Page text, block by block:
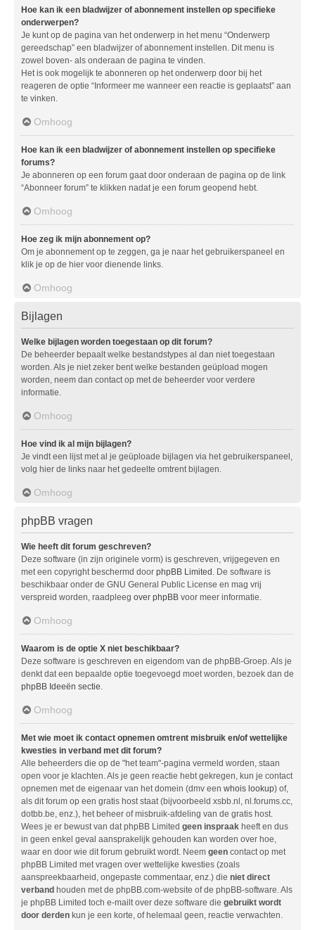
Hoe kan ik een bladwijzer of abonnement instellen op specifieke
onderwerpen?
Je kunt op de pagina van het onderwerp in het menu “Onderwerp
gereedschap” een bladwijzer of abonnement instellen. Dit menu is
zowel boven- als onderaan de pagina te vinden.
Het is ook mogelijk te abonneren op het onderwerp door bij het
reageren de optie “Informeer me wanneer een reactie is geplaatst” aan
te vinken.
Omhoog
Hoe kan ik een bladwijzer of abonnement instellen op specifieke
forums?
Je abonneren op een forum gaat door onderaan de pagina op de link
“Abonneer forum” te klikken nadat je een forum geopend hebt.
Omhoog
Hoe zeg ik mijn abonnement op?
Om je abonnement op te zeggen, ga je naar het gebruikerspaneel en
klik je op de hier voor dienende links.
Omhoog
Bijlagen
Welke bijlagen worden toegestaan op dit forum?
De beheerder bepaalt welke bestandstypes al dan niet toegestaan
worden. Als je niet zeker bent welke bestanden geüpload mogen
worden, neem dan contact op met de beheerder voor verdere
informatie.
Omhoog
Hoe vind ik al mijn bijlagen?
Je vindt een lijst met al je geüploade bijlagen via het gebruikerspaneel,
volg hier de links naar het gedeelte omtrent bijlagen.
Omhoog
phpBB vragen
Wie heeft dit forum geschreven?
Deze software (in zijn originele vorm) is geschreven, vrijgegeven en
met een copyright beschermd door phpBB Limited . De software is
beschikbaar onder de GNU General Public License en mag vrij
verspreid worden, raadpleeg over phpBB voor meer informatie.
Omhoog
Waarom is de optie X niet beschikbaar?
Deze software is geschreven en eigendom van de phpBB-Groep. Als je
denkt dat een bepaalde optie toegevoegd moet worden, bezoek dan de
phpBB Ideeën sectie
Omhoog
Met wie moet ik contact opnemen omtrent misbruik en/of wettelijke
kwesties in verband met dit forum?
Alle beheerders die op de "het team"-pagina vermeld worden, staan
open voor je klachten. Als je geen reactie hebt gekregen, kun je contact
opnemen met de eigenaar van het domein (dmv een whois lookup) of,
als dit forum op een gratis host staat (bijvoorbeeld xsbb.nl, nl.forums.cc,
dotbb.be, enz.), het beheer of misbruik-afdeling van de gratis host.
Wees je er bewust van dat phpBB Limited geen inspraak heeft en dus
in geen enkel geval aansprakelijk gehouden kan worden over hoe,
waar en door wie dit forum gebruikt wordt. Neem geen contact op met
phpBB Limited met vragen over wettelijke kwesties (zoals
aanspreekbaarheid, ongepaste commentaar, enz.) die niet direct
verband houden met de phpBB.com-website of de phpBB-software. Als
je phpBB Limited toch e-mailt over deze software die gebruikt wordt
door derden kun je een korte, of helemaal geen, reactie verwachten.